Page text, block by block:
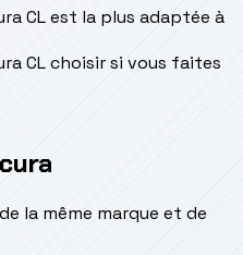
CL est la plus adaptée à
CL choisir si vous faites
la même marque et de